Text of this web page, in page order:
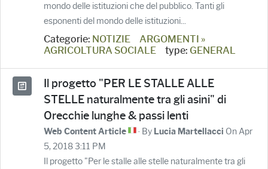
mondo delle istituzioni che del pubblico. Tanti gli
esponenti del mondo delle istituzioni...
Categorie: NOTIZIE
ARGOMENTI »
AGRICOLTURA SOCIALE
type: GENERAL
Il progetto "PER LE STALLE ALLE
STELLE naturalmente tra gli asini" di
Orecchie lunghe & passi lenti
Web Content Article · By Lucia Martellacci On Apr
5, 2018 3:11 PM
Il progetto "Per le stalle alle stelle naturalmente tra gli